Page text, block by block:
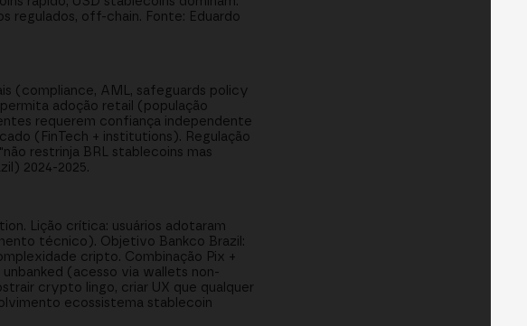
regulados, off-chain. Fonte: Eduardo
(compliance, AML, safeguards policy
adoção retail (população
requerem confiança independente
(FinTech + institutions). Regulação
restrinja BRL stablecoins mas
2024-2025.
Lição crítica: usuários adotaram
técnico). Objetivo Bankco Brazil:
cripto. Combinação Pix +
(acesso via wallets non-
crypto lingo, criar UX que qualquer
ecossistema stablecoin